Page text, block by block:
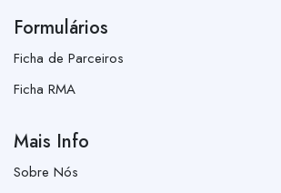
Formulários
Ficha de Parceiros
Ficha RMA
Mais Info
Sobre Nós